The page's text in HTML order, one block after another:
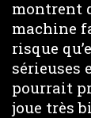
montrent
machine
risque
sérieuses
pourrait
joue très